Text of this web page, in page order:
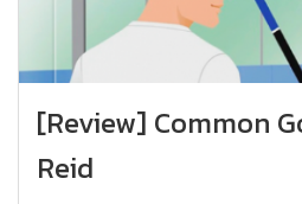
[Review] Common
Reid